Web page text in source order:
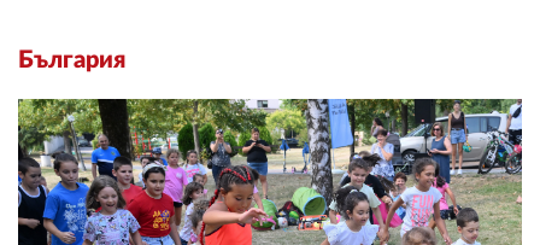
България